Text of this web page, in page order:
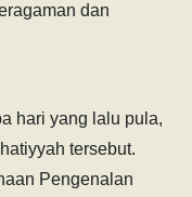
dan
hari yang lalu pula,
tersebut.
Pengenalan